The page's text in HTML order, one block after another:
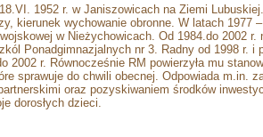
1952 r. w Janiszowicach na Ziemi
kierunek wychowanie obronne. W latach 1977
w Nieżychowicach. Od 1984.do 2002
Ponadgimnazjalnych nr 3. Radny od 1998 r. i
2002 r. Równocześnie RM powierzyła mu
sprawuje do chwili obecnej. Odpowiada m.in.
oraz pozyskiwaniem środków
dorosłych dzieci.